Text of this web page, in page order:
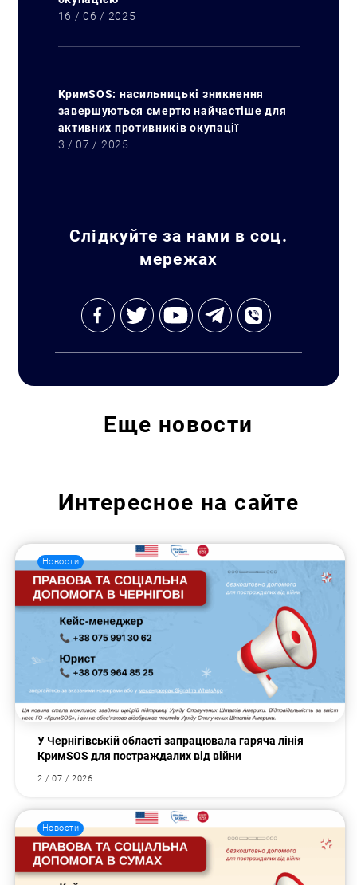
16 / 06 / 2025
КримSOS: насильницькі зникнення
завершуються смертю найчастіше для
активних противників окупації
3 / 07 / 2025
Слідкуйте за нами в соц.
мережах
Еще новости
Интересное на сайте
Новости
У Чернігівській області запрацювала гаряча лінія
КримSOS для постраждалих від війни
2 / 07 / 2026
Новости